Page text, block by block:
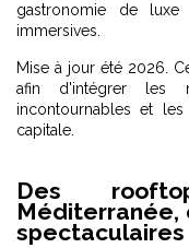
gastronomie de
immersives.
Mise à jour été 2026.
afin d'intégrer les
incontournables et
capitale.
Des
Méditerranée,
spectaculaires